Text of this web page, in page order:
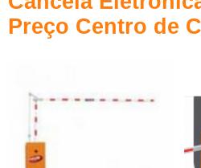
Preço Centro de